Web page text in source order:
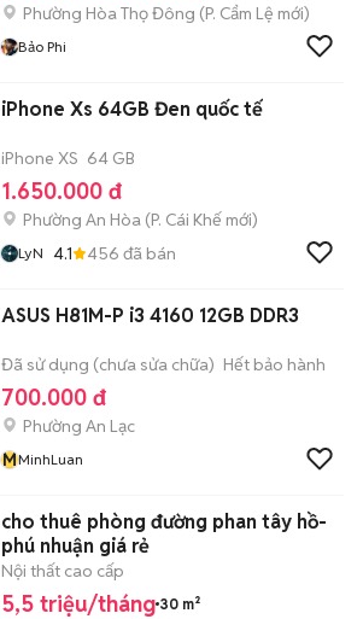
Phường Hòa Thọ Đông (P. Cẩm Lệ mới)
Bảo Phi
iPhone Xs 64GB Đen quốc tế
iPhone XS 64 GB
1.650.000 đ
Phường An Hòa (P. Cái Khế mới)
LyN 4.1 456 đã bán
ASUS H81M-P i3 4160 12GB DDR3
Đã sử dụng (chưa sửa chữa) Hết bảo hành
700.000 đ
Phường An Lạc
MMinhLuan
cho thuê phòng đường phan tây hồ-
phú nhuận giá rẻ
Nội thất cao cấp
5,5 triệu/tháng 30 m²